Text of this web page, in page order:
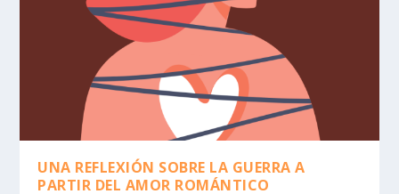
UNA REFLEXIÓN SOBRE LA GUERRA A
PARTIR DEL AMOR ROMÁNTICO